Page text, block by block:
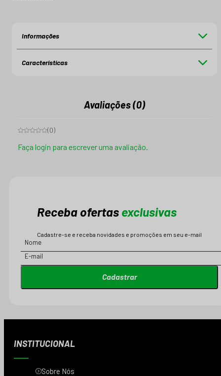
Informações
Características
Avaliações (0)
(0)
Faça login para escrever uma avaliação.
Receba ofertas exclusivas
Cadastre-se e receba novidades e promoções em seu e-mail
Cadastrar
INSTITUCIONAL
Sobre Nós